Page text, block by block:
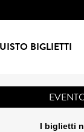
BIGLIETTI
I biglietti